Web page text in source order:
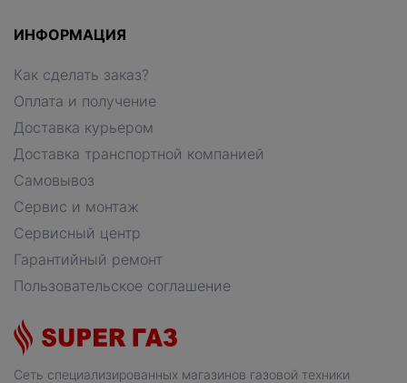
Сеть специализированных магазинов газовой техники
ИНФОРМАЦИЯ
Как сделать заказ?
Оплата и получение
Доставка курьером
Доставка транспортной компанией
Самовывоз
Сервис и монтаж
Сервисный центр
Гарантийный ремонт
Пользовательское соглашение